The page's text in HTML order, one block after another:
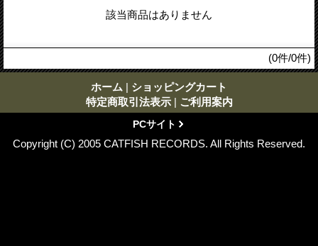
該当商品はありません
(0件/0件)
ホーム | ショッピングカート
特定商取引法表示 | ご利用案内
PCサイト
Copyright (C) 2005 CATFISH RECORDS. All Rights Reserved.